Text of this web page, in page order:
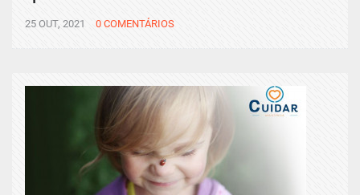
25 OUT, 2021 0 COMENTÁRIOS